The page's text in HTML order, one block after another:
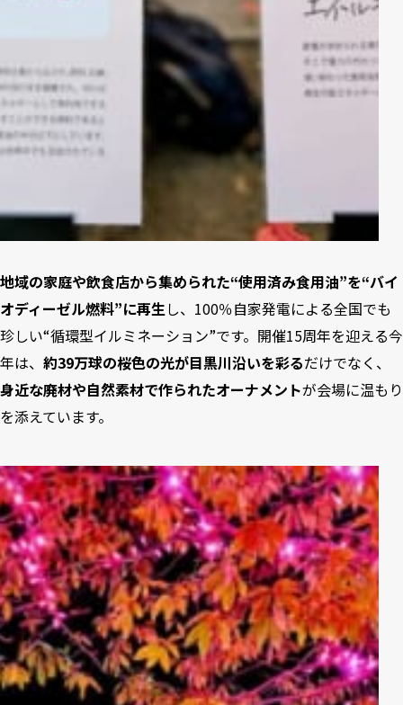
地域の家庭や飲食店から集められた“使用済み食用油”を“バイ
オディーゼル燃料”に再生し、100％自家発電による全国でも
珍しい“循環型イルミネーション”です。開催15周年を迎える今
年は、 約39万球の桜色の光が目黒川沿いを彩るだけでなく、
身近な廃材や自然素材で作られたオーナメントが会場に温もり
を添えています。